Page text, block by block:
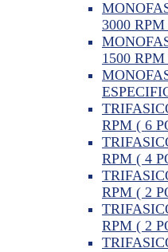
3000
1500
RPM ( 6
RPM ( 4
RPM ( 2
RPM ( 2